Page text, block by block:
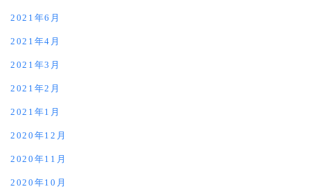
2021年6月
2021年4月
2021年3月
2021年2月
2021年1月
2020年12月
2020年11月
2020年10月